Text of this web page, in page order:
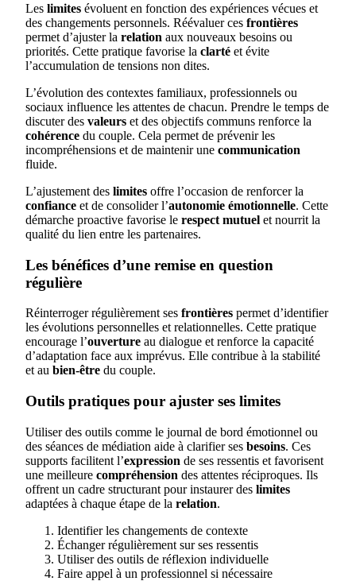
Les limites évoluent en fonction des expériences vécues et
des changements personnels. Réévaluer ces frontières
permet d’ajuster la relation aux nouveaux besoins ou
priorités. Cette pratique favorise la clarté et évite
l’accumulation de tensions non dites.
L’évolution des contextes familiaux, professionnels ou
sociaux influence les attentes de chacun. Prendre le temps de
discuter des valeurs et des objectifs communs renforce la
cohérence du couple. Cela permet de prévenir les
incompréhensions et de maintenir une communication
fluide.
L’ajustement des limites offre l’occasion de renforcer la
confiance et de consolider l’autonomie émotionnelle. Cette
démarche proactive favorise le respect mutuel et nourrit la
qualité du lien entre les partenaires.
Les bénéfices d’une remise en question
régulière
Réinterroger régulièrement ses frontières permet d’identifier
les évolutions personnelles et relationnelles. Cette pratique
encourage l’ouverture au dialogue et renforce la capacité
d’adaptation face aux imprévus. Elle contribue à la stabilité
et au bien-être du couple.
Outils pratiques pour ajuster ses limites
Utiliser des outils comme le journal de bord émotionnel ou
des séances de médiation aide à clarifier ses besoins. Ces
supports facilitent l’expression de ses ressentis et favorisent
une meilleure compréhension des attentes réciproques. Ils
offrent un cadre structurant pour instaurer des limites
adaptées à chaque étape de la relation.
Identifier les changements de contexte
Échanger régulièrement sur ses ressentis
Utiliser des outils de réflexion individuelle
Faire appel à un professionnel si nécessaire